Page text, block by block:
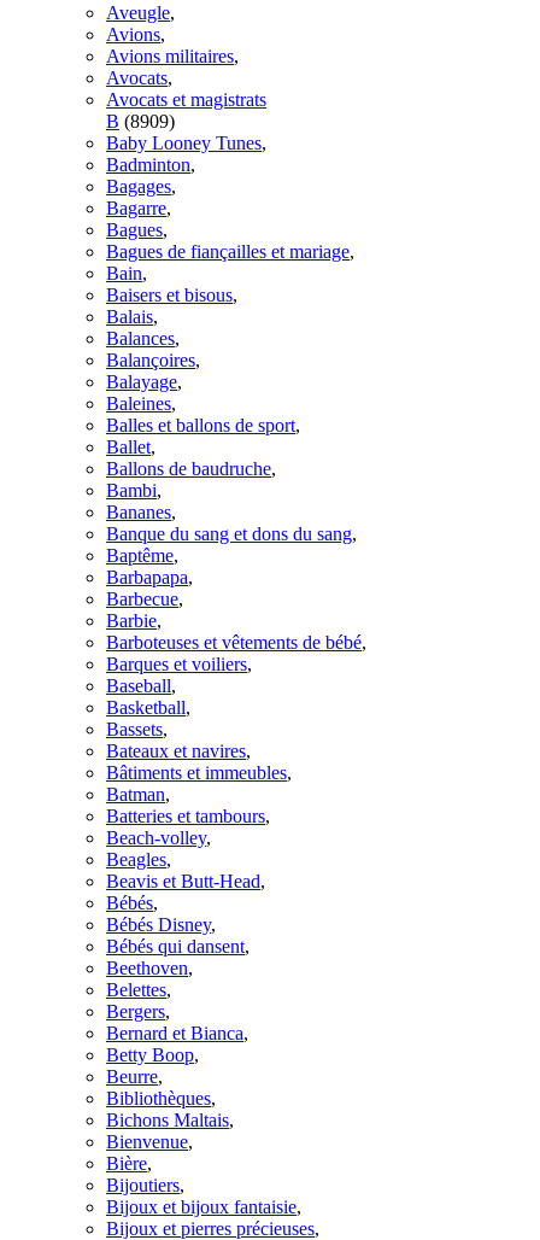
Aveugle,
Avions,
Avions militaires,
Avocats,
Avocats et magistrats
B (8909)
Baby Looney Tunes,
Badminton,
Bagages,
Bagarre,
Bagues,
Bagues de fiançailles et mariage,
Bain,
Baisers et bisous,
Balais,
Balances,
Balançoires,
Balayage,
Baleines,
Balles et ballons de sport,
Ballet,
Ballons de baudruche,
Bambi,
Bananes,
Banque du sang et dons du sang,
Baptême,
Barbapapa,
Barbecue,
Barbie,
Barboteuses et vêtements de bébé,
Barques et voiliers,
Baseball,
Basketball,
Bassets,
Bateaux et navires,
Bâtiments et immeubles,
Batman,
Batteries et tambours,
Beach-volley,
Beagles,
Beavis et Butt-Head,
Bébés,
Bébés Disney,
Bébés qui dansent,
Beethoven,
Belettes,
Bergers,
Bernard et Bianca,
Betty Boop,
Beurre,
Bibliothèques,
Bichons Maltais,
Bienvenue,
Bière,
Bijoutiers,
Bijoux et bijoux fantaisie,
Bijoux et pierres précieuses,